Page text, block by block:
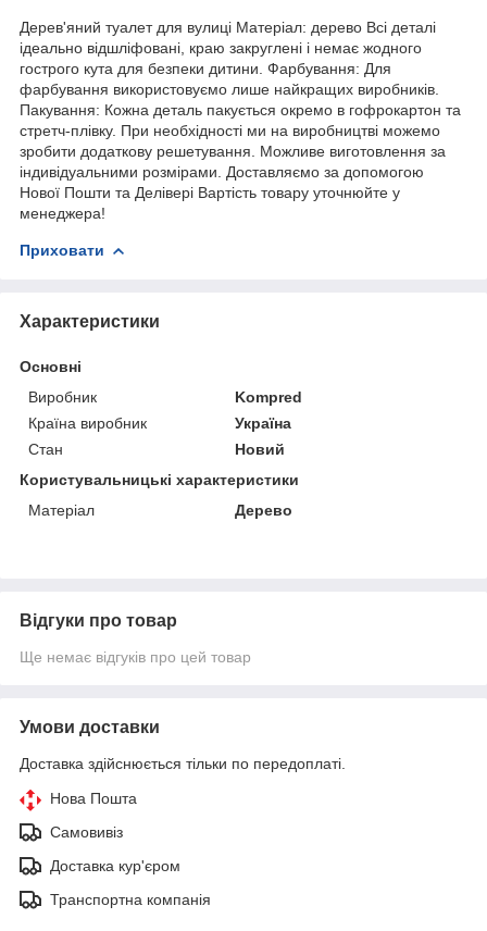
Дерев'яний туалет для вулиці Матеріал: дерево Всі деталі
ідеально відшліфовані, краю закруглені і немає жодного
гострого кута для безпеки дитини. Фарбування: Для
фарбування використовуємо лише найкращих виробників.
Пакування: Кожна деталь пакується окремо в гофрокартон та
стретч-плівку. При необхідності ми на виробництві можемо
зробити додаткову решетування. Можливе виготовлення за
індивідуальними розмірами. Доставляємо за допомогою
Нової Пошти та Делівері Вартість товару уточнюйте у
менеджера!
Приховати
Характеристики
Основні
Виробник
Kompred
Країна виробник
Україна
Стан
Новий
Користувальницькі характеристики
Матеріал
Дерево
Відгуки про товар
Ще немає відгуків про цей товар
Умови доставки
Доставка здійснюється тільки по передоплаті.
Нова Пошта
Самовивіз
Доставка кур'єром
Транспортна компанія